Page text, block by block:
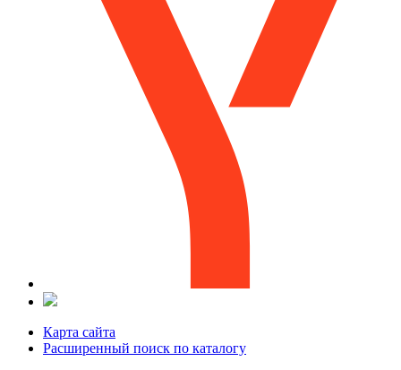
Карта сайта
Расширенный поиск по каталогу